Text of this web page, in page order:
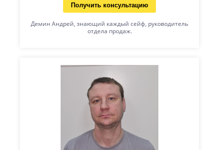
Получить консультацию
Демин Андрей, знающий каждый сейф, руководитель
отдела продаж.